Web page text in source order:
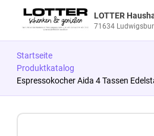
LOTTER
71634
Startseite
Produktkatalog
Espressokocher Aida 4 Tassen